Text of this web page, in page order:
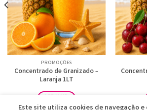
PROMOÇÕES
Concentrado de Granizado –
Laranja 1LT
LER MAIS